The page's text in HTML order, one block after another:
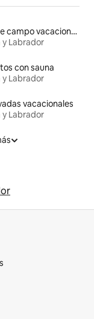
Tiendas de campo vacacionales
y Labrador
con sauna
y Labrador
vacacionales
y Labrador